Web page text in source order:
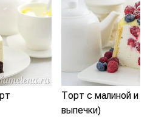
Торт с малиной и
выпечки)